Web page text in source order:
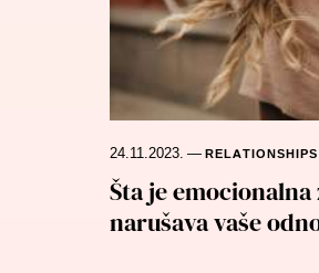
24.11.2023. — RELATIONSHIPS
Šta je
narušava vaše